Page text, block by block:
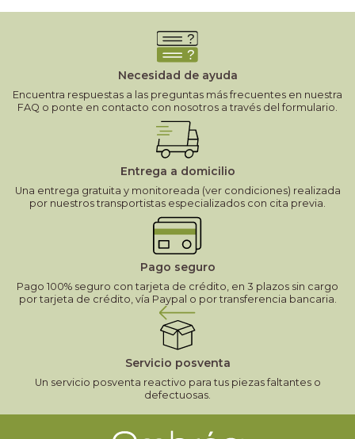
Necesidad de ayuda
Encuentra respuestas a las preguntas más frecuentes en nuestra
FAQ o ponte en contacto con nosotros a través del formulario.
Entrega a domicilio
Una entrega gratuita y monitoreada (ver condiciones) realizada
por nuestros transportistas especializados con cita previa.
Pago seguro
Pago 100% seguro con tarjeta de crédito, en 3 plazos sin cargo
por tarjeta de crédito, vía Paypal o por transferencia bancaria.
Servicio posventa
Un servicio posventa reactivo para tus piezas faltantes o
defectuosas.